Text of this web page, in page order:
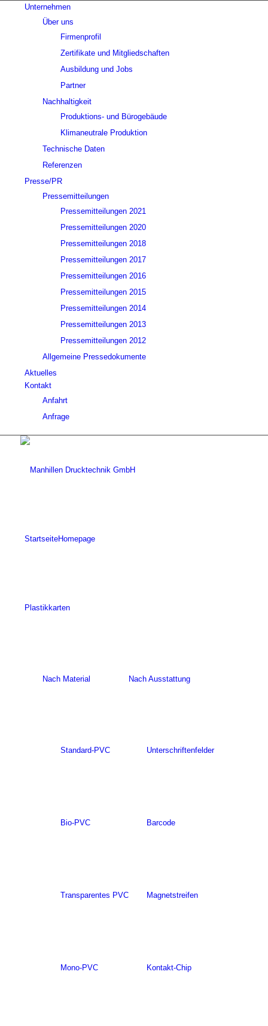
Unternehmen
Über uns
Firmenprofil
Zertifikate und Mitgliedschaften
Ausbildung und Jobs
Partner
Nachhaltigkeit
Produktions- und Bürogebäude
Klimaneutrale Produktion
Technische Daten
Referenzen
Presse/PR
Pressemitteilungen
Pressemitteilungen 2021
Pressemitteilungen 2020
Pressemitteilungen 2018
Pressemitteilungen 2017
Pressemitteilungen 2016
Pressemitteilungen 2015
Pressemitteilungen 2014
Pressemitteilungen 2013
Pressemitteilungen 2012
Allgemeine Pressedokumente
Aktuelles
Kontakt
Anfahrt
Anfrage
StartseiteHomepage
Plastikkarten
Nach Material
Standard-PVC
Bio-PVC
Transparentes PVC
Mono-PVC
Nach Ausstattung
Unterschriftenfelder
Barcode
Magnetstreifen
Kontakt-Chip